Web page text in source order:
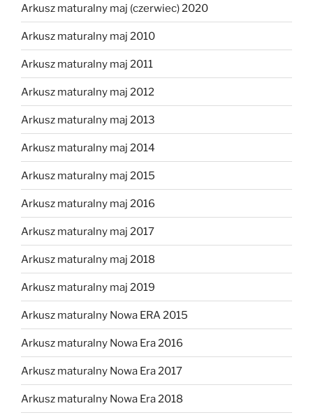
Arkusz maturalny maj (czerwiec) 2020
Arkusz maturalny maj 2010
Arkusz maturalny maj 2011
Arkusz maturalny maj 2012
Arkusz maturalny maj 2013
Arkusz maturalny maj 2014
Arkusz maturalny maj 2015
Arkusz maturalny maj 2016
Arkusz maturalny maj 2017
Arkusz maturalny maj 2018
Arkusz maturalny maj 2019
Arkusz maturalny Nowa ERA 2015
Arkusz maturalny Nowa Era 2016
Arkusz maturalny Nowa Era 2017
Arkusz maturalny Nowa Era 2018